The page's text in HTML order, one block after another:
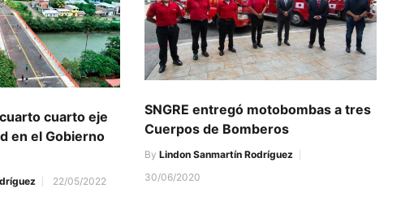
cuarto eje
en el Gobierno
22/05/2022
SNGRE entregó motobombas a tres
Cuerpos de Bomberos
By Lindon Sanmartín Rodríguez
30/06/2020